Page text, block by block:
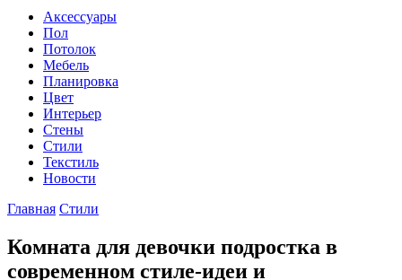
Аксессуары
Пол
Потолок
Мебель
Планировка
Цвет
Интерьер
Стены
Стили
Текстиль
Новости
Главная Стили
Комната для девочки подростка в
современном стиле-идеи и